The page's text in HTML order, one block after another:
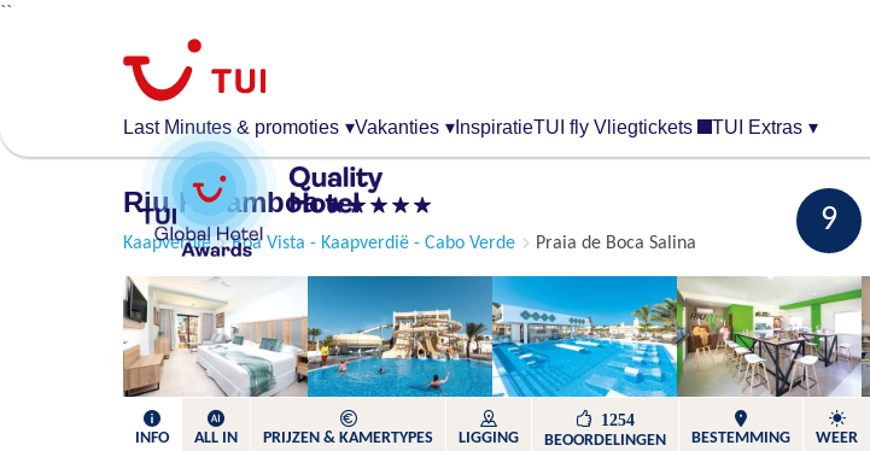
``
algemene
Last Minutes & promoties ▾Vakanties ▾ InspiratieTUI fly Vliegtickets TUI Extras ▾
Riu Karamboa
Kaapverdië Boa Vista - Kaapverdië - Cabo Verde Praia de Boca Salina
9
INFO ALL IN PRIJZEN & KAMERTYPES LIGGING
1254
BEOORDELINGEN
BESTEMMING WEER